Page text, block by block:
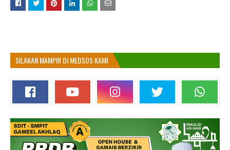
SILAKAN MAMPIR DI MEDSOS KAMI